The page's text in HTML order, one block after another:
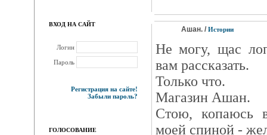
ВХОД НА САЙТ
Логин
Пароль
Регистрация на сайте!
Забыли пароль?
ГОЛОСОВАНИЕ
Ашан. / Истории
Не могу, щас
вам рассказать.
Только что.
Магазин Ашан.
Стою, копаюсь
моей спиной -